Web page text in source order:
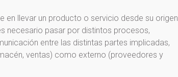
en llevar un producto o servicio desde su origen
necesario pasar por distintos procesos,
entre las distintas partes implicadas,
ventas) como externo (proveedores y